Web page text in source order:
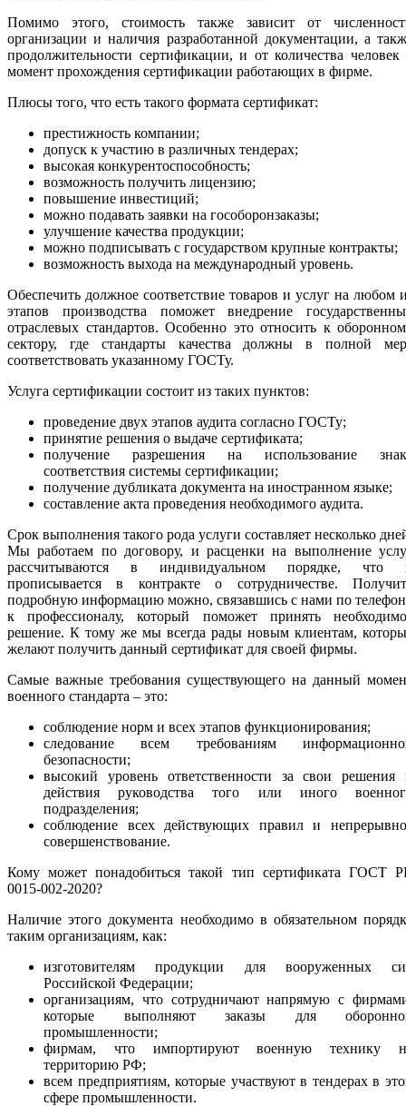
Помимо этого, стоимость также зависит от
организации и наличия разработанной документации, а
продолжительности сертификации, и от количества человек
момент прохождения сертификации работающих в фирме.
Плюсы того, что есть такого формата сертификат:
престижность компании;
допуск к участию в различных тендерах;
высокая конкурентоспособность;
возможность получить лицензию;
повышение инвестиций;
можно подавать заявки на гособоронзаказы;
улучшение качества продукции;
можно подписывать с государством крупные контракты;
возможность выхода на международный уровень.
Обеспечить должное соответствие товаров и услуг на любом
этапов производства поможет внедрение
отраслевых стандартов. Особенно это относить к
сектору, где стандарты качества должны в полной
соответствовать указанному ГОСТу.
Услуга сертификации состоит из таких пунктов:
проведение двух этапов аудита согласно ГОСТу;
принятие решения о выдаче сертификата;
получение разрешения на использование
соответствия системы сертификации;
получение дубликата документа на иностранном языке;
составление акта проведения необходимого аудита.
Срок выполнения такого рода услуги составляет несколько
Мы работаем по договору, и расценки на выполнение
рассчитываются в индивидуальном порядке, что
прописывается в контракте о сотрудничестве.
подробную информацию можно, связавшись с нами по
к профессионалу, который поможет принять
решение. К тому же мы всегда рады новым клиентам,
желают получить данный сертификат для своей фирмы.
Самые важные требования существующего на данный
военного стандарта – это:
соблюдение норм и всех этапов функционирования;
следование всем требованиям
безопасности;
высокий уровень ответственности за свои решения
действия руководства того или иного
подразделения;
соблюдение всех действующих правил и
совершенствование.
Кому может понадобиться такой тип сертификата ГОСТ
0015-002-2020?
Наличие этого документа необходимо в обязательном
таким организациям, как:
изготовителям продукции для вооруженных
Российской Федерации;
организациям, что сотрудничают напрямую с
которые выполняют заказы для
промышленности;
фирмам, что импортируют военную технику
территорию РФ;
всем предприятиям, которые участвуют в тендерах в
сфере промышленности.